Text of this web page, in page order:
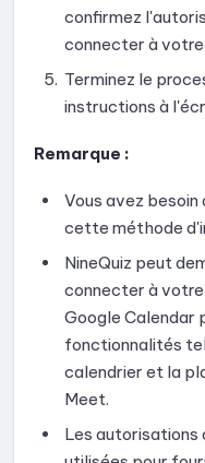
Guide de création
Guide de
Quick Quiz
Guide de
Guide pour créer
Guide de création
Guide pour
Guide de sélection
confirmez
connecter à
Terminez le
instructions à
Remarque :
Vous avez
cette méthode
NineQuiz peut
connecter à
Google Calendar
fonctionnalités
calendrier et la
Meet.
Les autorisations